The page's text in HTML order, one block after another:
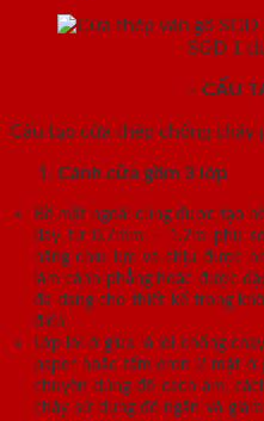
SGD 1
– CẤU
Cấu tạo cửa thép chống cháy
Cánh cửa gồm 3 lớp
Bề mặt ngoài cùng được tạo
dày từ 0.7mm – 1.2m phủ
năng chịu lực và chịu được
làm cánh phẳng hoặc được
đa dạng cho thiết kế trong
điển.
Lớp lõi ở giữa là lõi chống
paper hoặc tấm eron 2 mặt
chuyên dùng để cách âm,
cháy sử dụng để ngăn và